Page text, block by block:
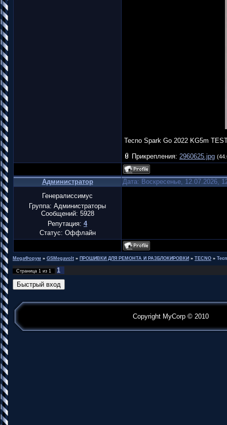
Tecno Spark Go 2022 KG5m
Прикрепления: 2960625.jpg
Администратор
Дата: Воскресенье, 12.07.2026,
Генералиссимус
Группа: Администраторы
Сообщений: 5928
Репутация: 4
Статус: Оффлайн
MegaФорум » GSMegavolt » ПРОШИВКИ ДЛЯ РЕМОНТА И РАЗБЛОКИРОВКИ » TECNO »
Страница 1 из 1 1
Copyright MyCorp © 2010